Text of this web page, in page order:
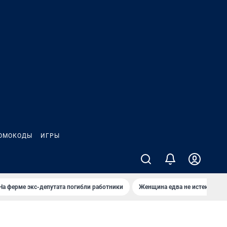
ИГРЫ
ферме экс-депутата погибли работники Женщина едва не истекла